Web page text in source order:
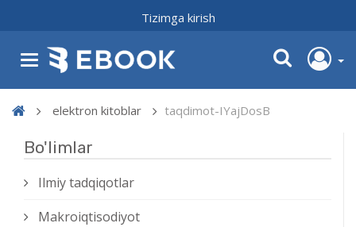
Tizimga kirish
elektron kitoblar taqdimot-IYajDosB
Bo'limlar
Ilmiy tadqiqotlar
Makroiqtisodiyot